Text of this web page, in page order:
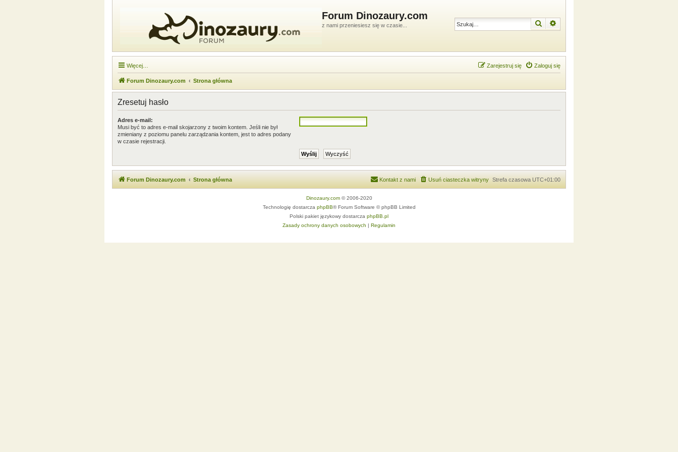
Forum Dinozaury.com
z nami przeniesiesz się w czasie... Szukaj
Więcej… Zaloguj się
Zarejestruj się
Forum Dinozaury.com Strona główna
Zresetuj hasło
Adres e-mail:
Musi być to adres e-mail skojarzony z twoim kontem. Jeśli nie był
zmieniany z poziomu panelu zarządzania kontem, jest to adres podany
w czasie rejestracji.
Forum Dinozaury.com Strona główna Strefa czasowa UTC+01:00
Usuń ciasteczka witryny
Kontakt z nami
Dinozaury.com© 2006-2020
Technologię dostarcza phpBB® Forum Software © phpBB Limited
Polski pakiet językowy dostarcza phpBB.pl
Zasady ochrony danych osobowych | Regulamin